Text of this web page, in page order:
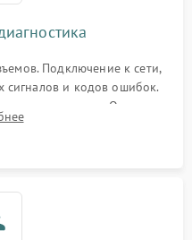
Подключение к сети,
сигналов и кодов ошибок.
напряжения. Оценка
питания без